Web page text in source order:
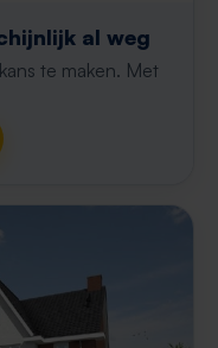
al weg
te maken. Met